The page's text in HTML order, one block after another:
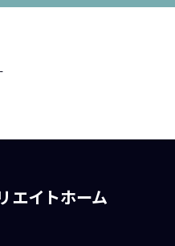
エイトホーム